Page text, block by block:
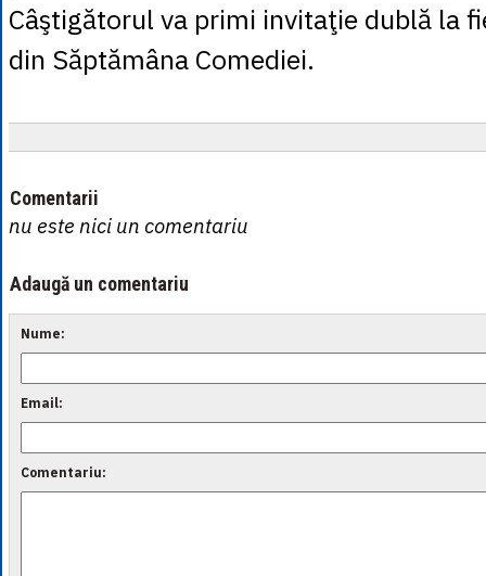
Câştigătorul va primi invitaţie dublă la
din Săptămâna Comediei.
Comentarii
nu este nici un comentariu
Adaugă un comentariu
Nume:
Email:
Comentariu: